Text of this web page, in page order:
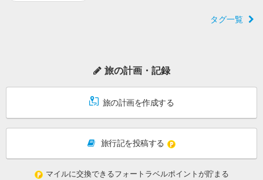
タグ一覧
旅の計画・記録
旅の計画を作成する
旅行記を投稿する
マイルに交換できるフォートラベルポイントが貯まる